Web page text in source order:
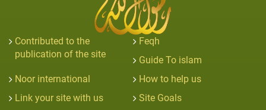
Contributed to the
publication of the site
Feqh
Guide To islam
Noor international
How to help us
Link your site with us
Site Goals